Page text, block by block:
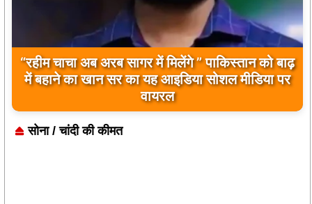
“रहीम चाचा अब अरब सागर में मिलेंगे ” पाकिस्तान को बाढ़
में बहाने का खान सर का यह आइडिया सोशल मीडिया पर
वायरल
बिलावल भुट्टो द्वारा सिंधु नदी और भारत को लेकर दिए गए
बयान पर भारत के केंद्रीय मंत्रियों की कड़ी प्रतिक्रिया
सोना / चांदी की कीमत